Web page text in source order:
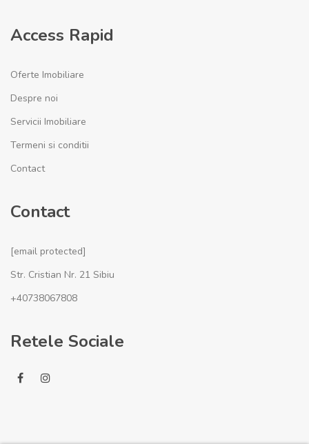
Access Rapid
Oferte Imobiliare
Despre noi
Servicii Imobiliare
Termeni si conditii
Contact
Contact
[email protected]
Str. Cristian Nr. 21 Sibiu
+40738067808
Retele Sociale